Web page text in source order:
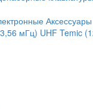
Аксессуары
мГц) UHF Temic